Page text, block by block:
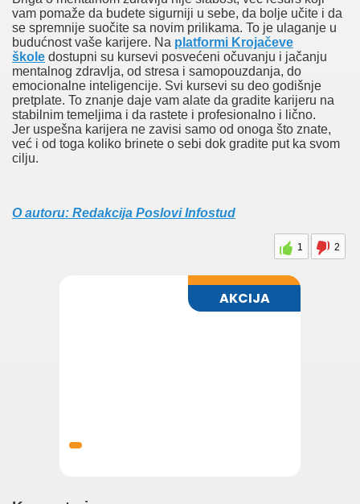
vam pomaže da budete sigurniji u sebe, da bolje učite i da
se spremnije suočite sa novim prilikama. To je ulaganje u
budućnost vaše karijere. Na platformi Krojačeve
škole dostupni su kursevi posvećeni očuvanju i jačanju
mentalnog zdravlja, od stresa i samopouzdanja, do
emocionalne inteligencije. Svi kursevi su deo godišnje
pretplate. To znanje daje vam alate da gradite karijeru na
stabilnim temeljima i da rastete i profesionalno i lično.
Jer uspešna karijera ne zavisi samo od onoga što znate,
već i od toga koliko brinete o sebi dok gradite put ka svom
cilju.
O autoru: Redakcija Poslovi Infostud
1 2